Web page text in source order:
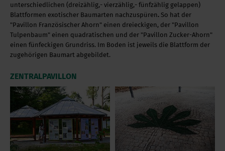
unterschiedlichen (dreizählig,- vierzählig,- fünfzählig gelappen)
Blattformen exotischer Baumarten nachzuspüren. So hat der
"Pavillon Französischer Ahorn" einen dreieckigen, der "Pavillon
Tulpenbaum" einen quadratischen und der "Pavillon Zucker-Ahorn"
einen fünfeckigen Grundriss. Im Boden ist jeweils die Blattform der
zugehörigen Baumart abgebildet.
ZENTRALPAVILLON